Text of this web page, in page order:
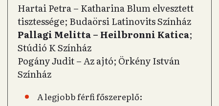
Hartai Petra – Katharina Blum elvesztett
tisztessége; Budaörsi Latinovits Színház
Pallagi Melitta – Heilbronni Katica;
Stúdió K Színház
Pogány Judit – Az ajtó; Örkény István
Színház
A legjobb férfi főszereplő: